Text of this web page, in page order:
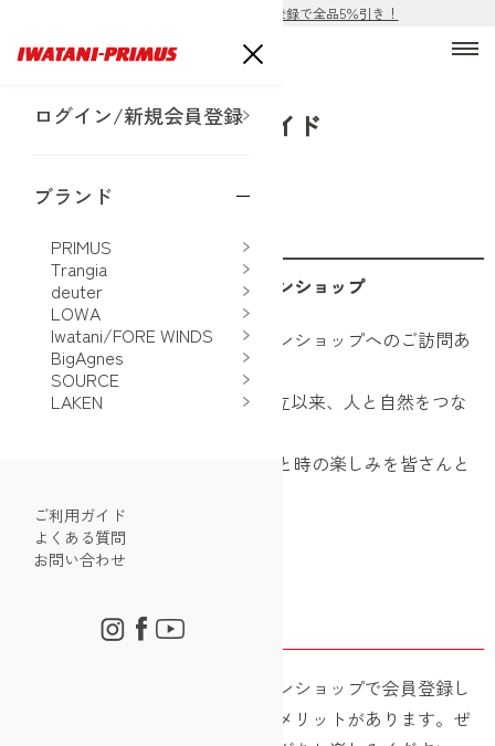
ECサイト公開！購入前の会員登録で全品5％引き！
ログイン/新規会員登録
ブランド
PRIMUS
Trangia
deuter
LOWA
Iwatani/FORE WINDS
BigAgnes
SOURCE
LAKEN
ご利用ガイド
よくある質問
お問い合わせ
ご利用ガイド
イワタニ・プリムス公式オンラインショップ
イワタニ・プリムス公式オンラインショップへのご訪問あ
りがとうございます。
イワタニ・プリムスは1985年の設立以来、人と自然をつな
私たちは道具を通じて野外でのひと時の楽しみを皆さんと
会員登録について
会員登録のメリット
イワタニ・プリムス公式オンラインショップで会員登録し
ていただくと、さまざまな特典・メリットがあります。ぜ